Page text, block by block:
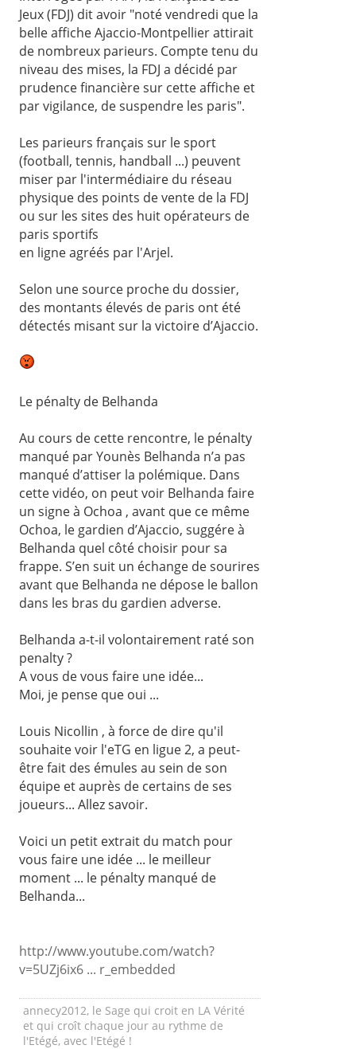
Jeux (FDJ) dit avoir "noté vendredi que la
belle affiche Ajaccio-Montpellier attirait
de nombreux parieurs. Compte tenu du
niveau des mises, la FDJ a décidé par
prudence financière sur cette affiche et
par vigilance, de suspendre les paris".
Les parieurs français sur le sport
(football, tennis, handball ...) peuvent
miser par l'intermédiaire du réseau
physique des points de vente de la FDJ
ou sur les sites des huit opérateurs de
paris sportifs
en ligne agréés par l'Arjel.
Selon une source proche du dossier,
des montants élevés de paris ont été
détectés misant sur la victoire d’Ajaccio.
Le pénalty de Belhanda
Au cours de cette rencontre, le pénalty
manqué par Younès Belhanda n’a pas
manqué d’attiser la polémique. Dans
cette vidéo, on peut voir Belhanda faire
un signe à Ochoa , avant que ce même
Ochoa, le gardien d’Ajaccio, suggére à
Belhanda quel côté choisir pour sa
frappe. S’en suit un échange de sourires
avant que Belhanda ne dépose le ballon
dans les bras du gardien adverse.
Belhanda a-t-il volontairement raté son
penalty ?
A vous de vous faire une idée...
Moi, je pense que oui ...
Louis Nicollin , à force de dire qu'il
souhaite voir l'eTG en ligue 2, a peut-
être fait des émules au sein de son
équipe et auprès de certains de ses
joueurs... Allez savoir.
Voici un petit extrait du match pour
vous faire une idée ... le meilleur
moment ... le pénalty manqué de
Belhanda...
http://www.youtube.com/watch?
v=5UZj6ix6 ... r_embedded
annecy2012, le Sage qui croit en LA Vérité
et qui croît chaque jour au rythme de
l'Etégé, avec l'Etégé !